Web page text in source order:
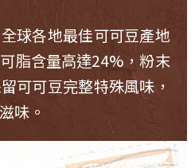
球各地最佳可可豆產地
脂含量高達24%，粉末
可可豆完整特殊風味，
味。